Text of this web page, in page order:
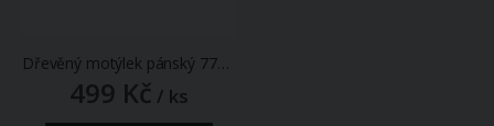
Dřevěný motýlek pánský 770144/20, přírodní hnědá / bordó
499 Kč / ks